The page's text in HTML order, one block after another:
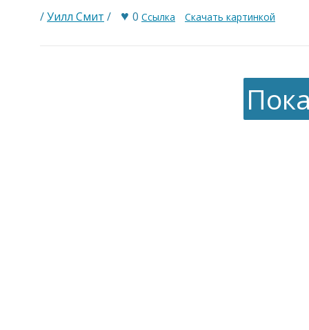
/Уилл Смит / ♥ 0 Ссылка Скачать картинкой